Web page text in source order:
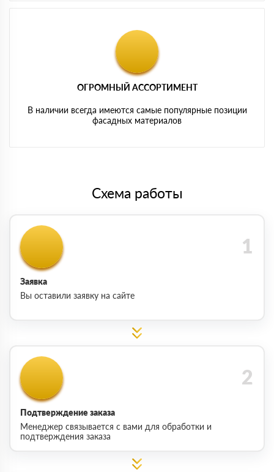
ОГРОМНЫЙ АССОРТИМЕНТ
В наличии всегда имеются самые популярные позиции
фасадных материалов
Схема работы
Заявка
Вы оставили заявку на сайте
Подтверждение заказа
Менеджер связывается с вами для обработки и
подтверждения заказа